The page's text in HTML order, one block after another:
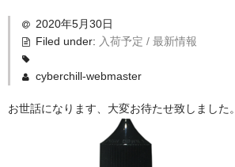
DynaVap完全ガイド
グラインダー完全ガイド
挽き方で味が変わる理由
シーシャ炭の選び方
2020年5月30日
Filed under: 入荷予定 / 最新情報
cyberchill-webmaster
お世話になります、大変お待たせ致しました。